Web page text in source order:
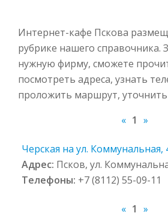
Интернет-кафе Пскова
рубрике нашего справочника.
нужную фирму, сможете
посмотреть адреса, узнать
проложить маршрут,
« 1 »
Черская на ул. Коммунальная,
Адрес: Псков, ул.
Телефоны: +7 (8112) 55-09-11
« 1 »